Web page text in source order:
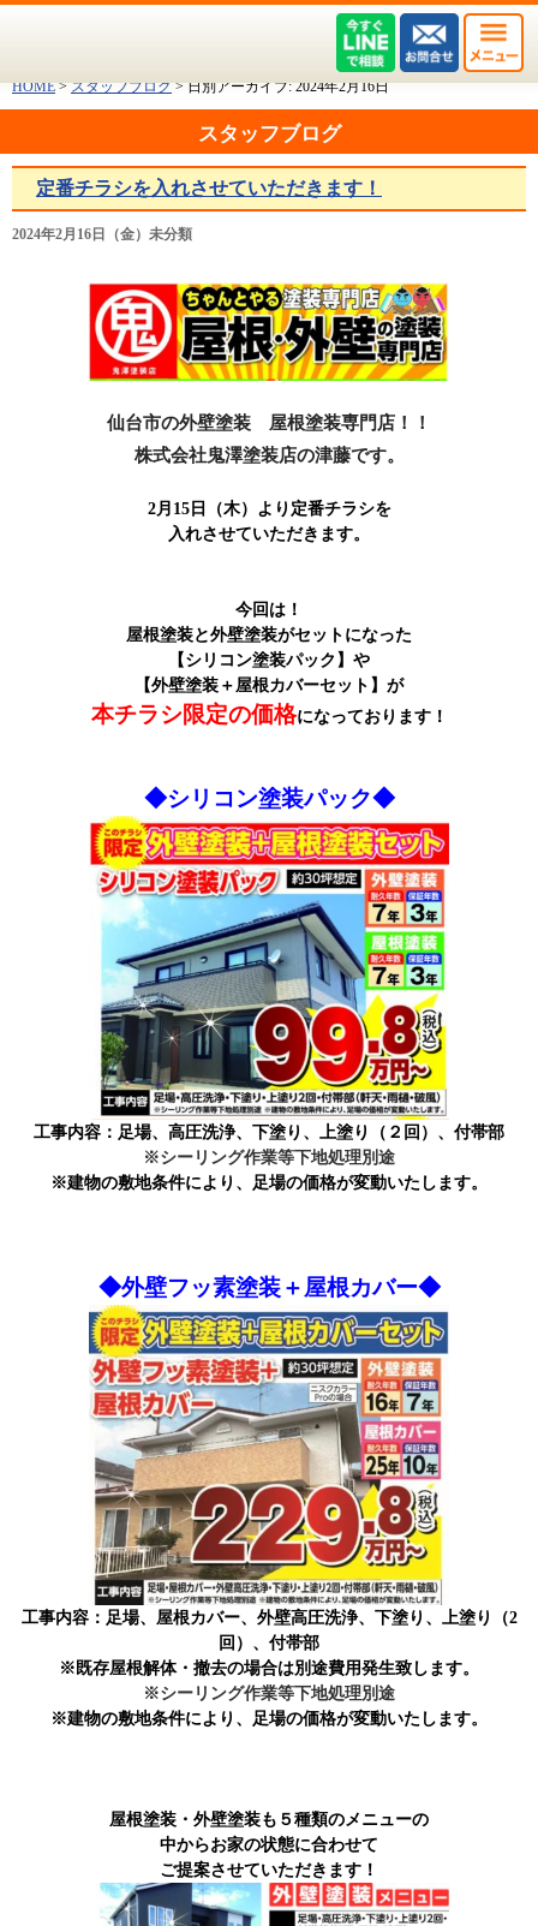
HOME > スタッフブログ > 日別アーカイブ:2024年2月16日
スタッフブログ
定番チラシを入れさせていただきます！
2024年2月16日（金）未分類
仙台市の外壁塗装 屋根塗装専門店！！
株式会社鬼澤塗装店の津藤です。
2月15日（木）より定番チラシを
入れさせていただきます。
今回は！
屋根塗装と外壁塗装がセットになった
【シリコン塗装パック】や
【外壁塗装＋屋根カバーセット】が
本チラシ限定の価格になっております！
◆シリコン塗装パック◆
工事内容：足場、高圧洗浄、下塗り、上塗り（２回）、付帯部
※シーリング作業等下地処理別途
※建物の敷地条件により、足場の価格が変動いたします。
◆外壁フッ素塗装＋屋根カバー◆
工事内容：足場、屋根カバー、外壁高圧洗浄、下塗り、上塗り（2
回）、付帯部
※既存屋根解体・撤去の場合は別途費用発生致します。
※シーリング作業等下地処理別途
※建物の敷地条件により、足場の価格が変動いたします。
屋根塗装・外壁塗装も５種類のメニューの
中からお家の状態に合わせて
ご提案させていただきます！